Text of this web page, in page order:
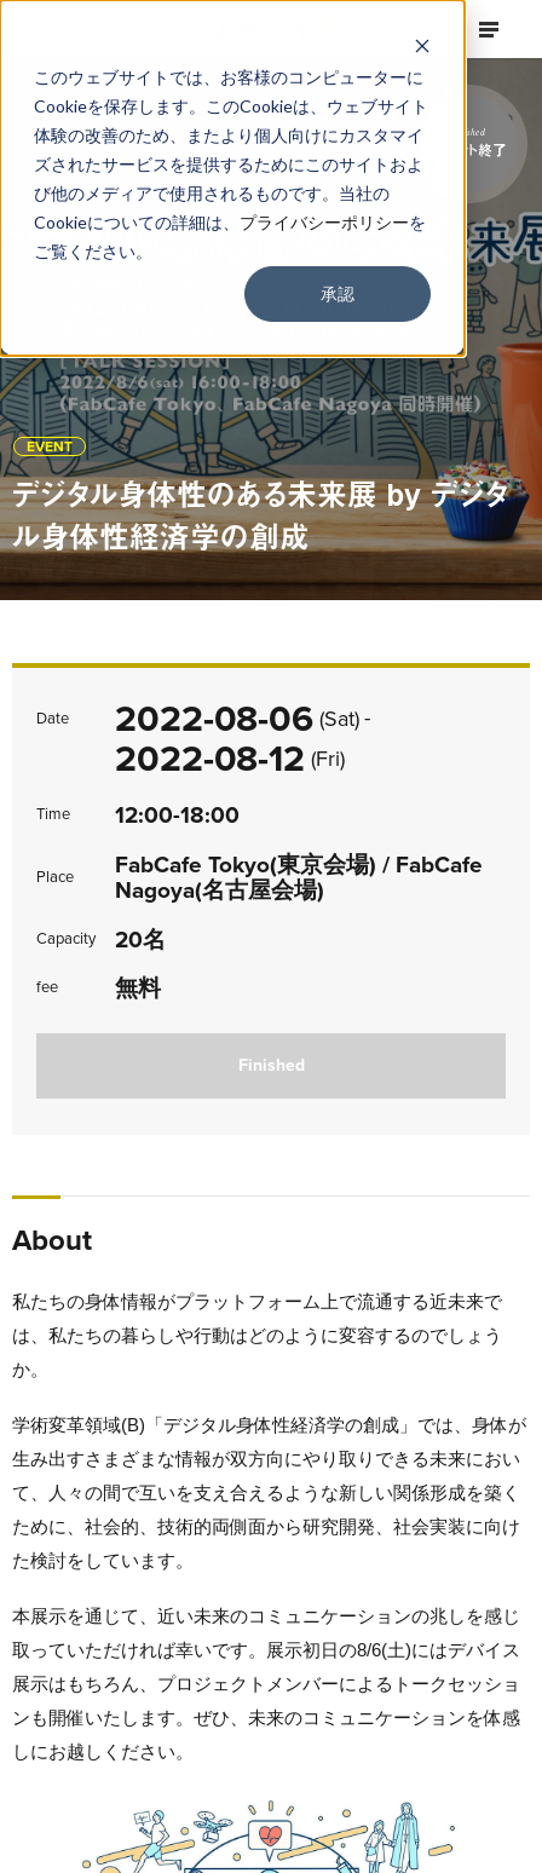
このウェブサイトでは、お客様のコンピューターに
Cookieを保存します。このCookieは、ウェブサイト
体験の改善のため、またより個人向けにカスタマイ
ズされたサービスを提供するためにこのサイトおよ
び他のメディアで使用されるものです。当社の
Cookieについての詳細は、 プライバシーポリシーを
ご覧ください。
承認
EVENT
デジタル身体性のある未来展 by デジタ
ル身体性経済学の創成
Finished
イベント終了
Date 2022-08-06 (Sat)-
2022-08-12 (Fri)
Time 12:00-18:00
Place
FabCafe Tokyo(東京会場) / FabCafe
Nagoya(名古屋会場)
Capacity 20名
fee 無料
Finished
About
私たちの身体情報がプラットフォーム上で流通する近未来で
は、私たちの暮らしや行動はどのように変容するのでしょう
か。
学術変革領域(B)「デジタル身体性経済学の創成」では、身体が
生み出すさまざまな情報が双方向にやり取りできる未来におい
て、人々の間で互いを支え合えるような新しい関係形成を築く
ために、社会的、技術的両側面から研究開発、社会実装に向け
た検討をしています。
本展示を通じて、近い未来のコミュニケーションの兆しを感じ
取っていただければ幸いです。展示初日の8/6(土)にはデバイス
展示はもちろん、プロジェクトメンバーによるトークセッショ
ンも開催いたします。ぜひ、未来のコミュニケーションを体感
しにお越しください。